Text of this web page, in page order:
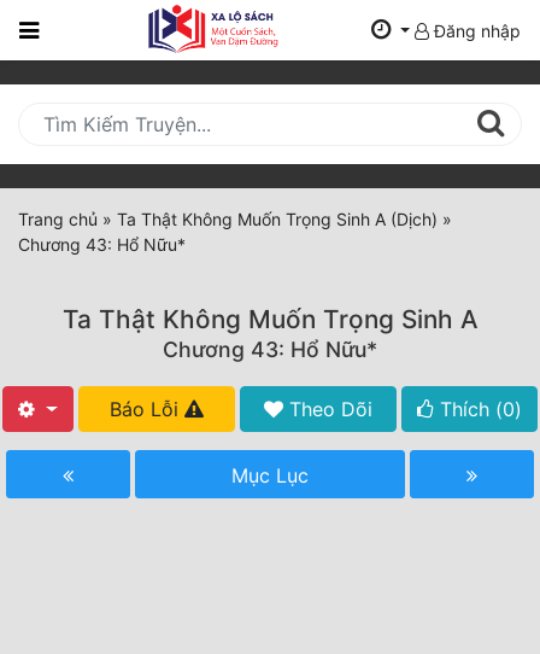
Trang
Mới
Cập
Nhật
(current)
Thể Loại
Tất Cả
Hoàn Thành
Đăng nhập
Trang chủ » Ta Thật Không Muốn Trọng Sinh A (Dịch) »
Chương 43: Hổ Nữu*
Ta Thật Không Muốn Trọng Sinh A
Chương 43: Hổ Nữu*
Báo Lỗi Theo Dõi Thích (0)
Mục Lục